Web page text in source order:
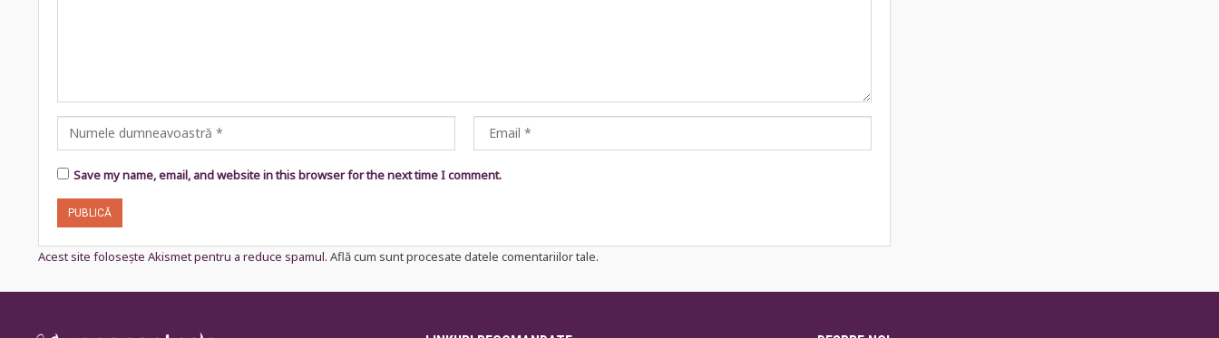
Save my name, email, and website in this browser for the next time I comment.
Acest site folosește Akismet pentru a reduce spamul. Află cum sunt procesate datele comentariilor tale.